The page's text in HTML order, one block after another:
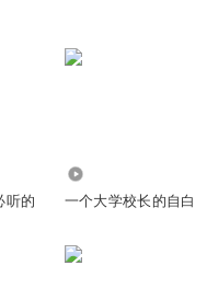
听的
一个大学校长的自白